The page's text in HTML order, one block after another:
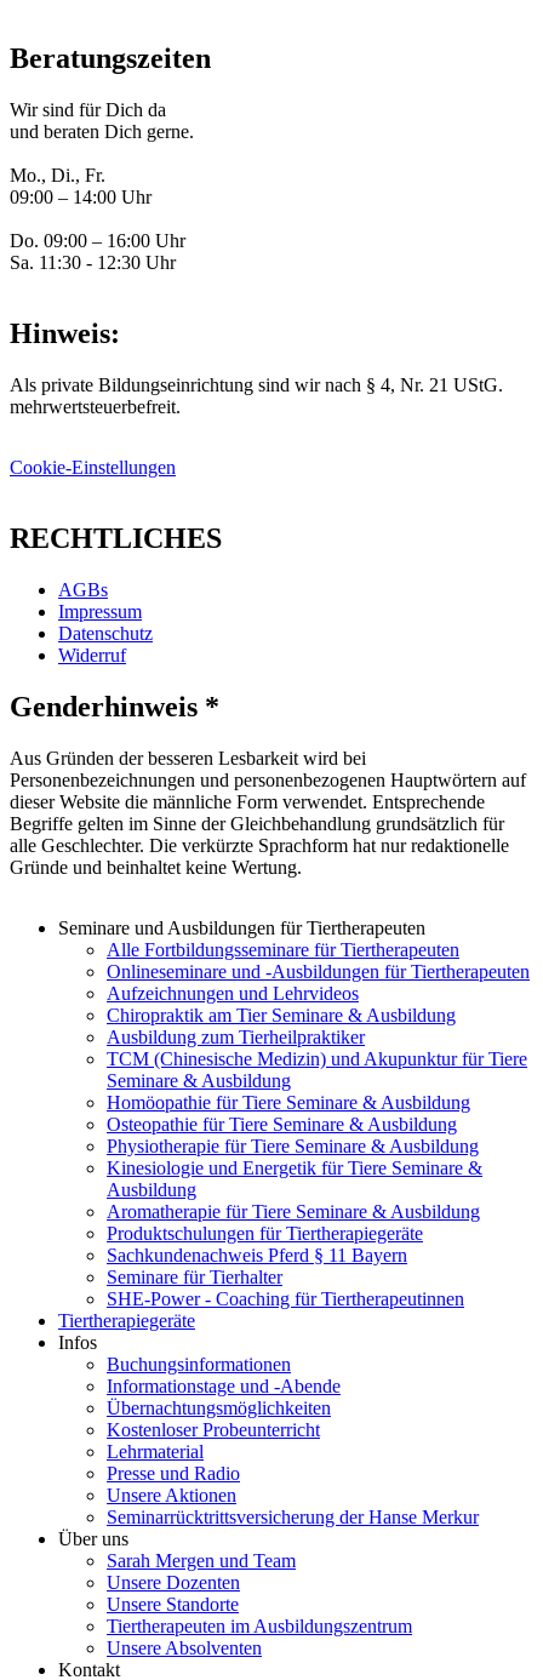
Beratungszeiten
Wir sind für Dich da
und beraten Dich gerne.
Mo., Di., Fr.
09:00 – 14:00 Uhr
Do. 09:00 – 16:00 Uhr
Sa. 11:30 - 12:30 Uhr
Hinweis:
Als private Bildungseinrichtung sind wir nach § 4, Nr. 21 UStG.
mehrwertsteuerbefreit.
Cookie-Einstellungen
RECHTLICHES
AGBs
Impressum
Datenschutz
Widerruf
Genderhinweis *
Aus Gründen der besseren Lesbarkeit wird bei
Personenbezeichnungen und personenbezogenen Hauptwörtern auf
dieser Website die männliche Form verwendet. Entsprechende
Begriffe gelten im Sinne der Gleichbehandlung grundsätzlich für
alle Geschlechter. Die verkürzte Sprachform hat nur redaktionelle
Gründe und beinhaltet keine Wertung.
Seminare und Ausbildungen für Tiertherapeuten
Alle Fortbildungsseminare für Tiertherapeuten
Onlineseminare und -Ausbildungen für Tiertherapeuten
Aufzeichnungen und Lehrvideos
Chiropraktik am Tier Seminare & Ausbildung
Ausbildung zum Tierheilpraktiker
TCM (Chinesische Medizin) und Akupunktur für Tiere
Seminare & Ausbildung
Homöopathie für Tiere Seminare & Ausbildung
Osteopathie für Tiere Seminare & Ausbildung
Physiotherapie für Tiere Seminare & Ausbildung
Kinesiologie und Energetik für Tiere Seminare &
Ausbildung
Aromatherapie für Tiere Seminare & Ausbildung
Produktschulungen für Tiertherapiegeräte
Sachkundenachweis Pferd § 11 Bayern
Seminare für Tierhalter
SHE-Power - Coaching für Tiertherapeutinnen
Tiertherapiegeräte
Infos
Buchungsinformationen
Informationstage und -Abende
Übernachtungsmöglichkeiten
Kostenloser Probeunterricht
Lehrmaterial
Presse und Radio
Unsere Aktionen
Seminarrücktrittsversicherung der Hanse Merkur
Über uns
Sarah Mergen und Team
Unsere Dozenten
Unsere Standorte
Tiertherapeuten im Ausbildungszentrum
Unsere Absolventen
Kontakt